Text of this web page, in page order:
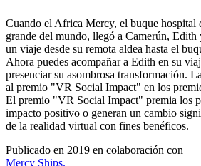
Cuando el Africa Mercy, el buque hospital
grande del mundo, llegó a Camerún, Edith
un viaje desde su remota aldea hasta el
Ahora puedes acompañar a Edith en su
presenciar su asombrosa transformación.
al premio "VR Social Impact" en los
El premio "VR Social Impact" premia los
impacto positivo o generan un cambio
de la realidad virtual con fines benéficos.
Publicado en 2019 en colaboración con
Mercy Ships.